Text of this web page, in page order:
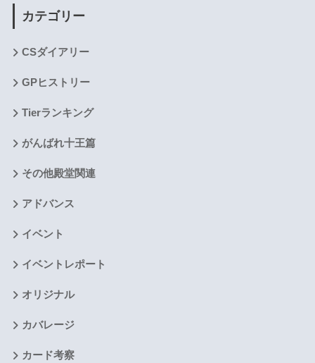
カテゴリー
CSダイアリー
GPヒストリー
Tierランキング
がんばれ十王篇
その他殿堂関連
アドバンス
イベント
イベントレポート
オリジナル
カバレージ
カード考察